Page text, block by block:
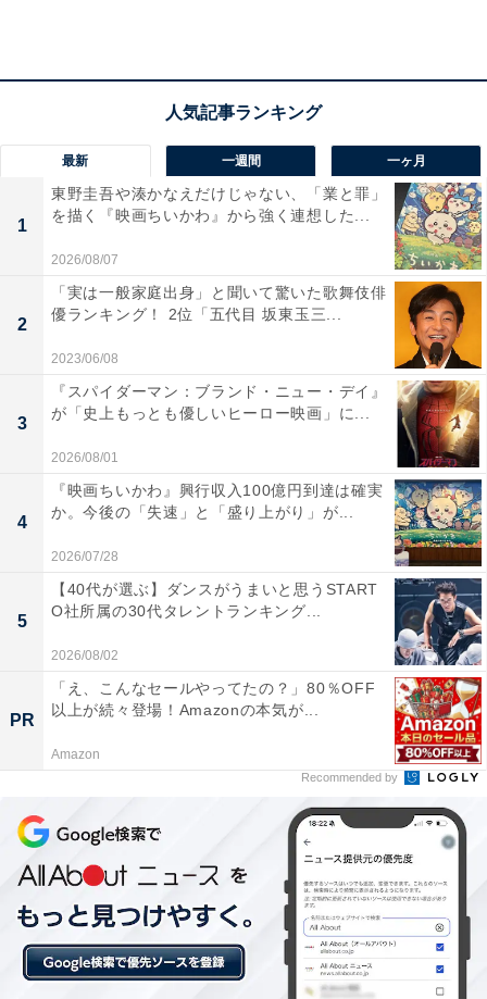
どん美しくなっていく餅田さんの今後が楽しみですね。
＞次ページ：コシヒカリ餅田さんのほかの投稿も見る
【おすすめ記事】
餅田コシヒカリ、17キロ減量後の全身ショットを披露！
「可愛すぎ」「ナチュラルな感じがステキ」
「めちゃくちゃ痩せてますね〜」餅田コシヒカリ、10キ
ロ減の最新ショットを披露
餅田コシヒカリ、17キロ減でセーラー服姿披露！ 「うわ
～可愛い 餅田ちゃんと付き合いたい」
・
餅田コシヒカリ、“中村アン系”の美女にイメチェン！
「一気にお姉さん感 すごい似合ってるー」
最新 一週間 一ヶ月
1
東野圭吾や湊かなえだけじゃない、「業と罪」
を描く『映画ちいかわ』から強く連想した...
2026/08/07
2
「実は一般家庭出身」と聞いて驚いた歌舞伎俳
優ランキング！ 2位「五代目 坂東玉三...
2023/06/08
3
『スパイダーマン：ブランド・ニュー・デイ』
が「史上もっとも優しいヒーロー映画」に...
2026/08/01
4
『映画ちいかわ』興行収入100億円到達は確実
か。今後の「失速」と「盛り上がり」が...
2026/07/28
5
【40代が選ぶ】ダンスがうまいと思うSTART
O社所属の30代タレントランキング...
2026/08/02
PR
「え、こんなセールやってたの？」80％OFF
以上が続々登場！Amazonの本気が...
Amazon
Recommended by